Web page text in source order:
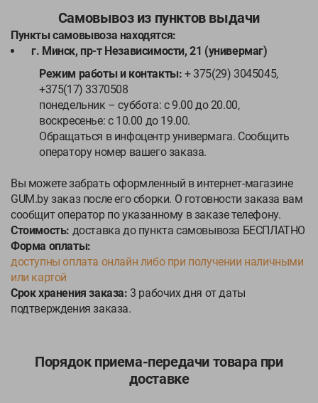
Самовывоз из пунктов выдачи
Пункты самовывоза находятся:
г. Минск, пр-т Независимости, 21 (универмаг)
Режим работы и контакты: + 375(29) 3045045,
+375(17) 3370508
понедельник – суббота: с 9.00 до 20.00,
воскресенье: с 10.00 до 19.00.
Обращаться в инфоцентр универмага. Сообщить
оператору номер вашего заказа.
Вы можете забрать оформленный в интернет-магазине
GUM.by заказ после его сборки. О готовности заказа вам
сообщит оператор по указанному в заказе телефону.
Стоимость: доставка до пункта самовывоза БЕСПЛАТНО
Форма оплаты:
доступны оплата онлайн либо при получении наличными
или картой
Срок хранения заказа: 3 рабочих дня от даты
подтверждения заказа.
Порядок приема-передачи товара при
доставке